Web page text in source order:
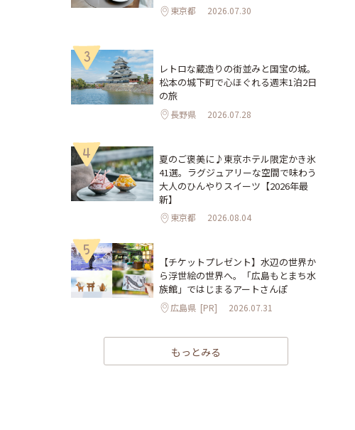
東京都 2026.07.30
3
レトロな蔵造りの街並みと国宝の城。
松本の城下町で心ほぐれる週末1泊2日
の旅
長野県 2026.07.28
4
夏のご褒美に♪東京ホテル限定かき氷
41選。ラグジュアリーな空間で味わう
大人のひんやりスイーツ【2026年最
新】
東京都 2026.08.04
5
【チケットプレゼント】水辺の世界か
ら浮世絵の世界へ。「広島もとまち水
族館」ではじまるアートさんぽ
広島県 [PR] 2026.07.31
もっとみる